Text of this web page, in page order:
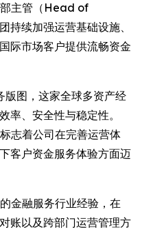
主管（Head of
持续加强运营基础设施、
际市场客户提供流畅资金
版图，这家全球多资产经
率、安全性与稳定性。
志着公司在完善运营体
客户资金服务体验方面迈
金融服务行业经验，在
账以及跨部门运营管理方